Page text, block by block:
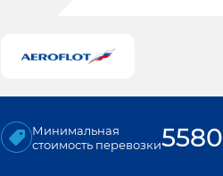
Минимальная
стоимость перевозки5580